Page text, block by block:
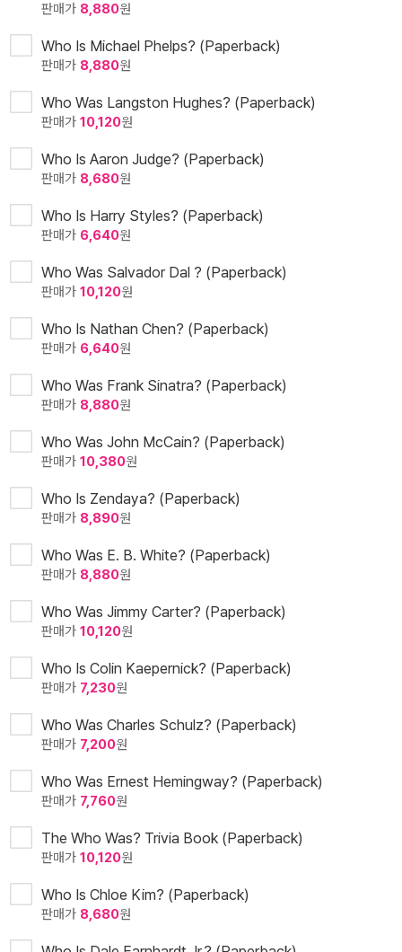
판매가 8,880원
Who Is Michael Phelps? (Paperback)
판매가 8,880원
Who Was Langston Hughes? (Paperback)
판매가 10,120원
Who Is Aaron Judge? (Paperback)
판매가 8,680원
Who Is Harry Styles? (Paperback)
판매가 6,640원
Who Was Salvador Dal ? (Paperback)
판매가 10,120원
Who Is Nathan Chen? (Paperback)
판매가 6,640원
Who Was Frank Sinatra? (Paperback)
판매가 8,880원
Who Was John McCain? (Paperback)
판매가 10,380원
Who Is Zendaya? (Paperback)
판매가 8,890원
Who Was E. B. White? (Paperback)
판매가 8,880원
Who Was Jimmy Carter? (Paperback)
판매가 10,120원
Who Is Colin Kaepernick? (Paperback)
판매가 7,230원
Who Was Charles Schulz? (Paperback)
판매가 7,200원
Who Was Ernest Hemingway? (Paperback)
판매가 7,760원
The Who Was? Trivia Book (Paperback)
판매가 10,120원
Who Is Chloe Kim? (Paperback)
판매가 8,680원